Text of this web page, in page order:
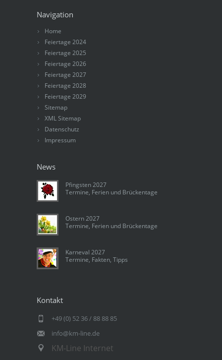
Navigation
Home
Feiertage 2024
Feiertage 2025
Feiertage 2026
Feiertage 2027
Feiertage 2028
Feiertage 2029
Sitemap
XML Sitemap
Datenschutz
Impressum
News
Pfingsten 2027
Termine, Ferien und Brückentage
Ostern 2027
Termine, Ferien und Brückentage
Karneval 2027
Termine, Fakten, Tipps
Kontakt
+49 (0) 52 36 / 88 88 85
info@km-line.de
KM-Line Internet